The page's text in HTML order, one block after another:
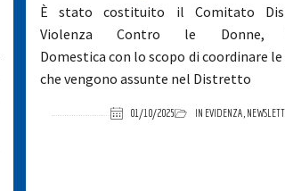
È stato costituito il Comitato
Violenza Contro le Donne,
Domestica con lo scopo di coordinare
che vengono assunte nel Distretto
01/10/2025 IN EVIDENZA,